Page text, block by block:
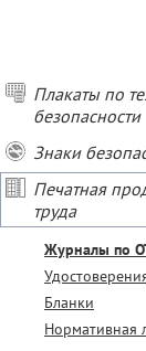
Плакаты по
безопасности
Знаки
Печатная
труда
Журналы по
Бланки
Нормативная